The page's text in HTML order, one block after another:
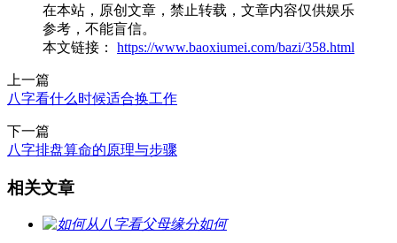
在本站，原创文章，禁止转载，文章内容仅供娱乐
参考，不能盲信。
本文链接： https://www.baoxiumei.com/bazi/358.html
上一篇
八字看什么时候适合换工作
下一篇
八字排盘算命的原理与步骤
相关文章